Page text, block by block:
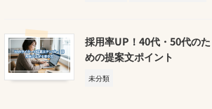
採用率UP！40代・50代のた
めの提案文ポイント
未分類